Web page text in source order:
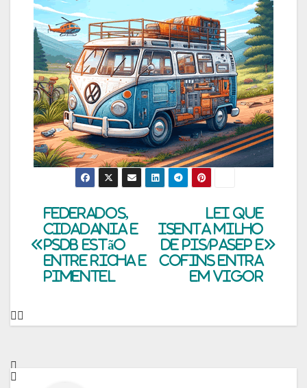
Navegação
de
Post
Lei que
isenta milho
de PIS/Pasep e
Cofins entra
em vigor
Federados,
Cidadania e
PSDB estão
entre Richa e
Pimentel